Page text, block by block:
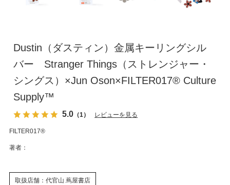
Dustin（ダスティン）金属キーリングシル
バー Stranger Things（ストレンジャー・
シングス）×Jun Oson×FILTER017® Culture
Supply™
5.0 （1） レビューを見る
FILTER017®
著者：
取扱店舗：代官山 蔦屋書店